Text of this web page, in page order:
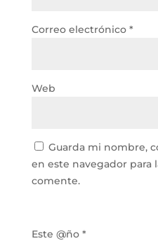
Correo electrónico *
Web
Guarda mi nombre,
en este navegador para
comente.
Este @ño *